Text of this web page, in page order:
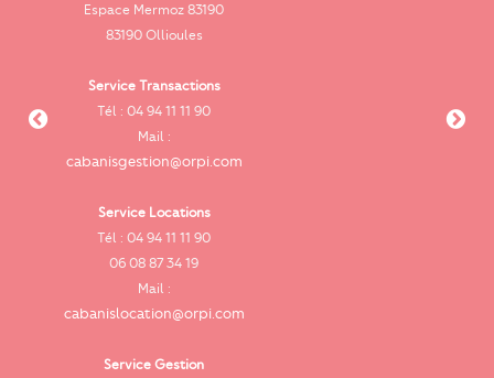
Espace Mermoz 83190
83190 Ollioules
Service Transactions
Tél : 04 94 11 11 90
Mail :
cabanisgestion@orpi.com
Service Locations
Tél : 04 94 11 11 90
06 08 87 34 19
Mail :
cabanislocation@orpi.com
Service Gestion